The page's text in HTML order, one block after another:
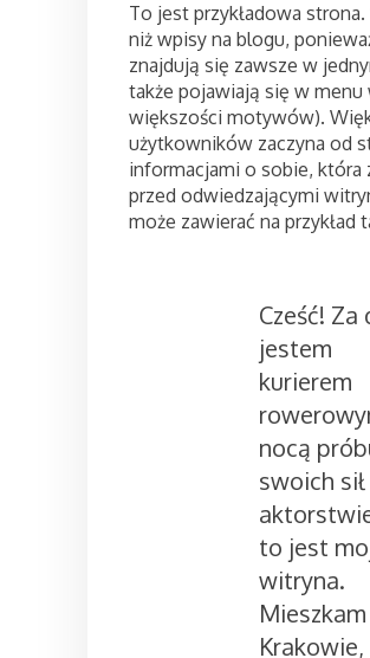
To jest przykładowa
niż wpisy na blogu,
znajdują się zawsze w
także pojawiają się w
większości motywów).
użytkowników zaczyna od
informacjami o sobie, która
przed odwiedzającymi
może zawierać na przykład
Cześć! Za
jestem
kurierem
nocą
swoich
to jest
witryna.
Krakowie,